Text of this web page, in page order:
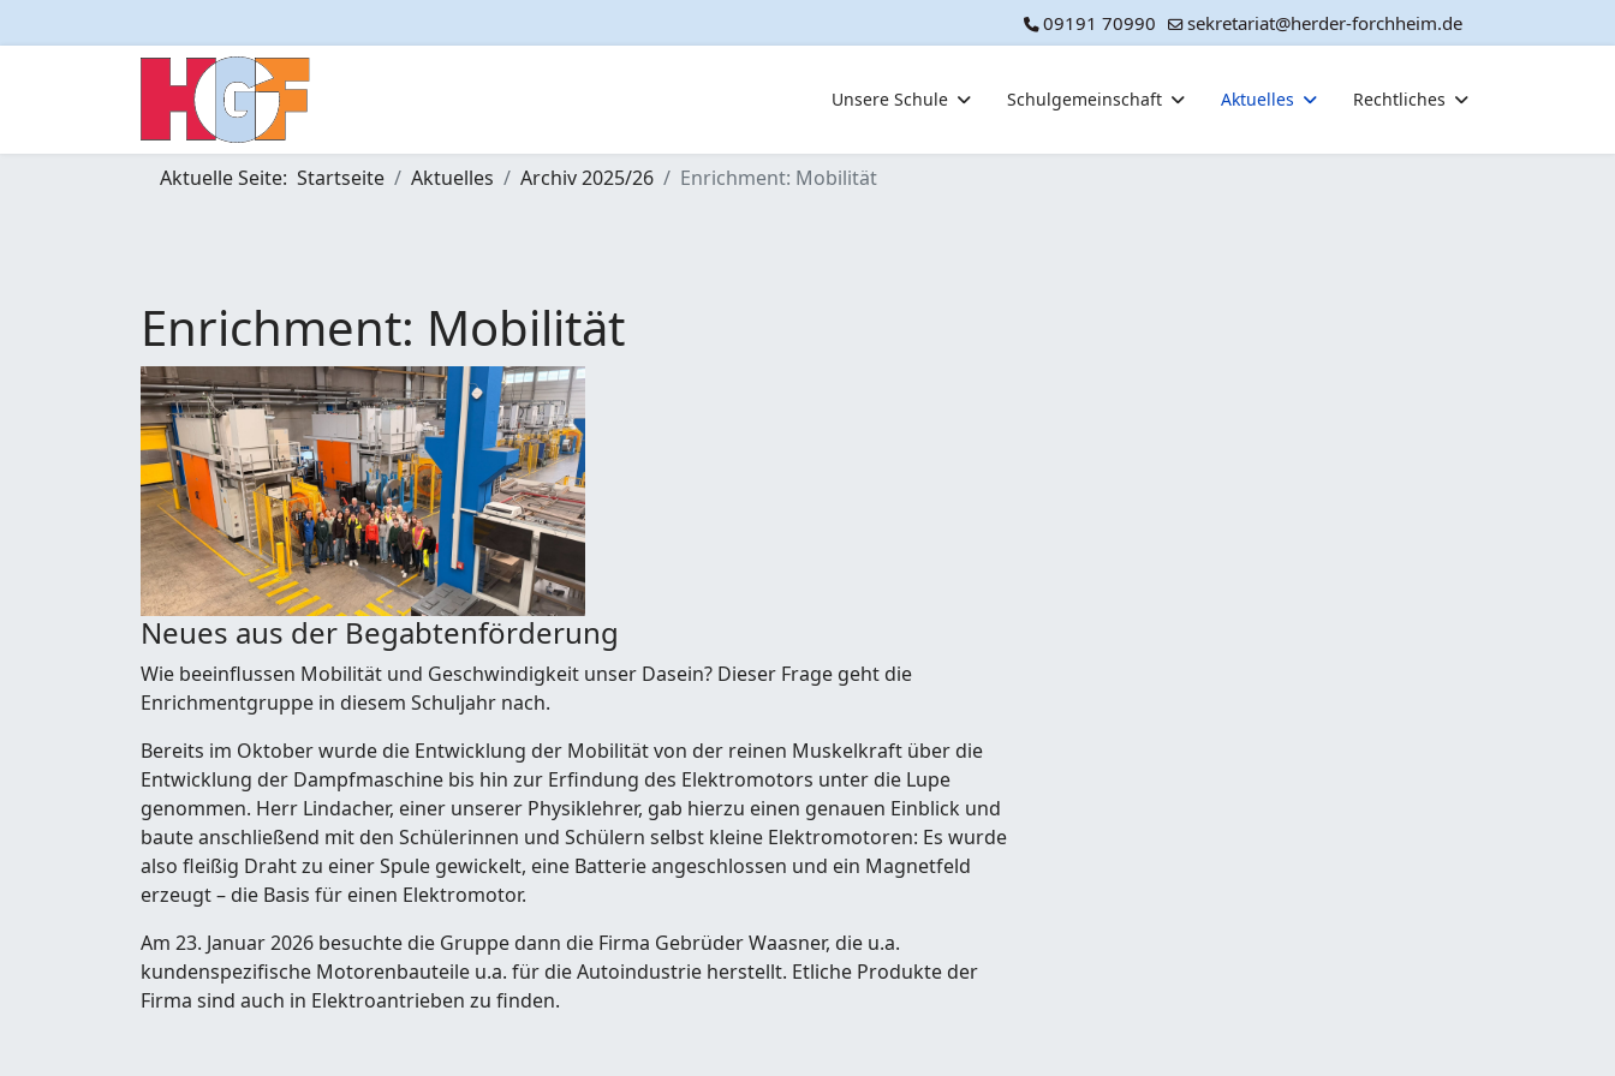
09191 70990 sekretariat@herder-forchheim.de
Unsere Schule Schulgemeinschaft Aktuelles Rechtliches
Aktuelle Seite: Startseite Aktuelles Archiv 2025/26 Enrichment: Mobilität
Enrichment: Mobilität
Neues aus der Begabtenförderung
Wie beeinflussen Mobilität und Geschwindigkeit unser Dasein? Dieser Frage geht die
Enrichmentgruppe in diesem Schuljahr nach.
Bereits im Oktober wurde die Entwicklung der Mobilität von der reinen Muskelkraft über die
Entwicklung der Dampfmaschine bis hin zur Erfindung des Elektromotors unter die Lupe
genommen. Herr Lindacher, einer unserer Physiklehrer, gab hierzu einen genauen Einblick und
baute anschließend mit den Schülerinnen und Schülern selbst kleine Elektromotoren: Es wurde
also fleißig Draht zu einer Spule gewickelt, eine Batterie angeschlossen und ein Magnetfeld
erzeugt – die Basis für einen Elektromotor.
Am 23. Januar 2026 besuchte die Gruppe dann die Firma Gebrüder Waasner, die u.a.
kundenspezifische Motorenbauteile u.a. für die Autoindustrie herstellt. Etliche Produkte der
Firma sind auch in Elektroantrieben zu finden.